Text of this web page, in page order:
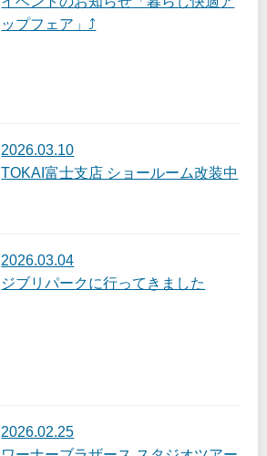
ップフェア」⤴
2026.03.10
TOKAI富士支店 ショールーム改装中
2026.03.04
ジブリパークに行ってきました
2026.02.25